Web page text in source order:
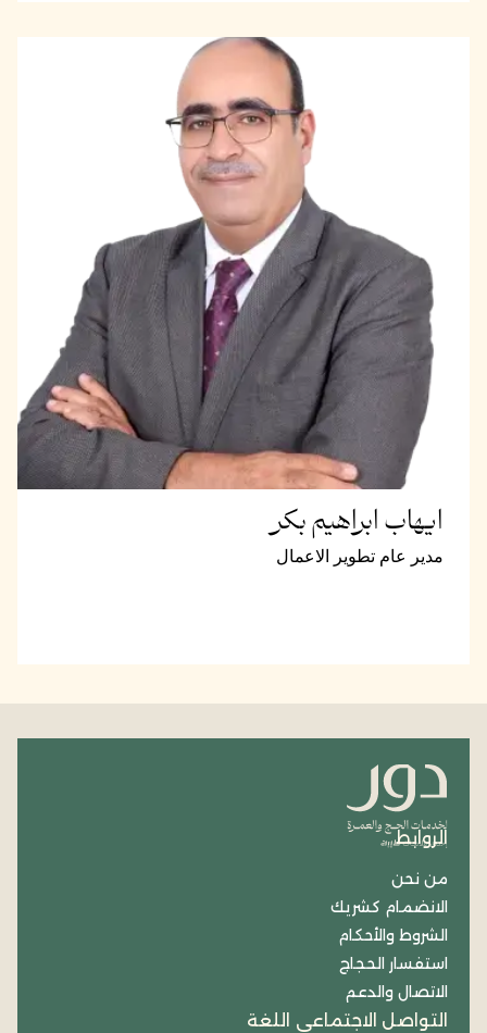
ايهاب ابراهيم بكر
مدير عام تطوير الاعمال
الروابط
من نحن
الانضمام كشريك
الشروط والأحكام
استفسار الحجاج
الاتصال والدعم
التواصل الاجتماعي اللغة